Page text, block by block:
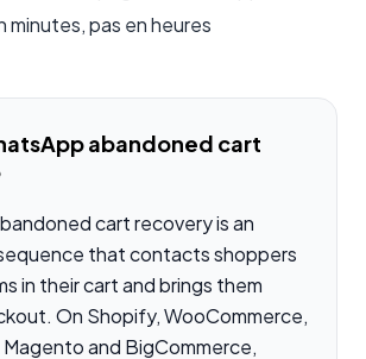
minutes, pas en heures
abandoned cart
cart recovery is an
that contacts shoppers
in their cart and brings them
On Shopify, WooCommerce,
and BigCommerce,